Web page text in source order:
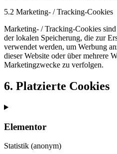
5.2 Marketing- / Tracking-Cookies
Marketing- / Tracking-Cookies
der lokalen Speicherung, die zur
verwendet werden, um Werbung
dieser Website oder über mehrere
Marketingzwecke zu verfolgen.
6. Platzierte Cookies
Elementor
Statistik (anonym)